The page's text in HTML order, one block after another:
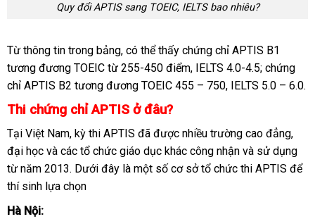
Quy đổi APTIS sang TOEIC, IELTS bao nhiêu?
Từ thông tin trong bảng, có thể thấy chứng chỉ APTIS B1
tương đương TOEIC từ 255-450 điểm, IELTS 4.0-4.5; chứng
chỉ APTIS B2 tương đương TOEIC 455 – 750, IELTS 5.0 – 6.0.
Thi chứng chỉ APTIS ở đâu?
Tại Việt Nam, kỳ thi APTIS đã được nhiều trường cao đẳng,
đại học và các tổ chức giáo dục khác công nhận và sử dụng
từ năm 2013. Dưới đây là một số cơ sở tổ chức thi APTIS để
thí sinh lựa chọn
Hà Nội: